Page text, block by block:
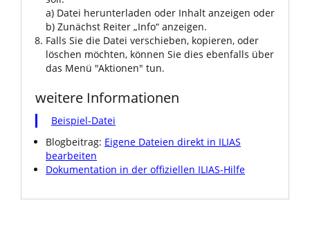
a) Datei herunterladen oder Inhalt anzeigen oder
b) Zunächst Reiter „Info“ anzeigen.
Falls Sie die Datei verschieben, kopieren, oder
löschen möchten, können Sie dies ebenfalls über
das Menü "Aktionen" tun.
weitere Informationen
Beispiel-Datei
Blogbeitrag: Eigene Dateien direkt in ILIAS
bearbeiten
Dokumentation in der offiziellen ILIAS-Hilfe